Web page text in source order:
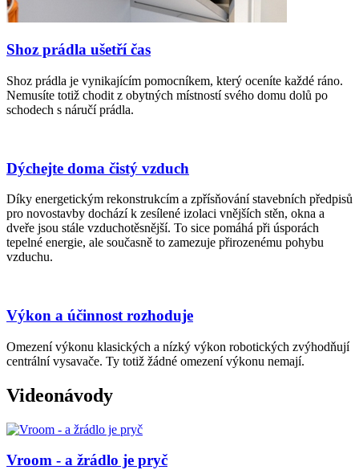
Shoz prádla ušetří čas
Shoz prádla je vynikajícím pomocníkem, který oceníte každé ráno.
Nemusíte totiž chodit z obytných místností svého domu dolů po
schodech s náručí prádla.
Dýchejte doma čistý vzduch
Díky energetickým rekonstrukcím a zpřísňování stavebních předpisů
pro novostavby dochází k zesílené izolaci vnějších stěn, okna a
dveře jsou stále vzduchotěsnější. To sice pomáhá při úsporách
tepelné energie, ale současně to zamezuje přirozenému pohybu
vzduchu.
Výkon a účinnost rozhoduje
Omezení výkonu klasických a nízký výkon robotických zvýhodňují
centrální vysavače. Ty totiž žádné omezení výkonu nemají.
Videonávody
Vroom - a žrádlo je pryč